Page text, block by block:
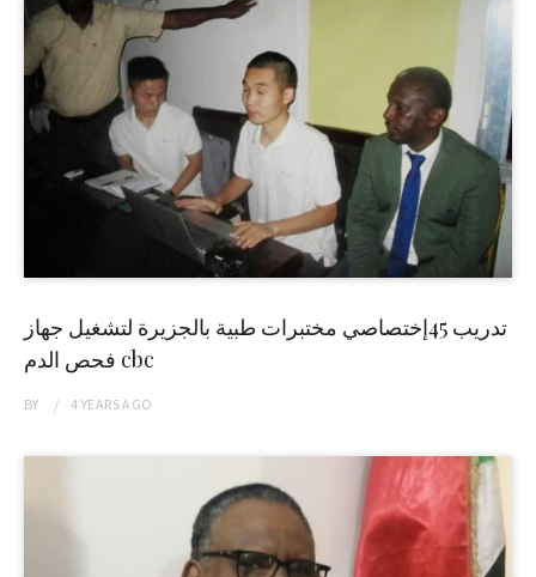
تدريب 45إختصاصي مختبرات طبية بالجزيرة لتشغيل جهاز
فحص الدم cbc
BY 4 YEARSAGO